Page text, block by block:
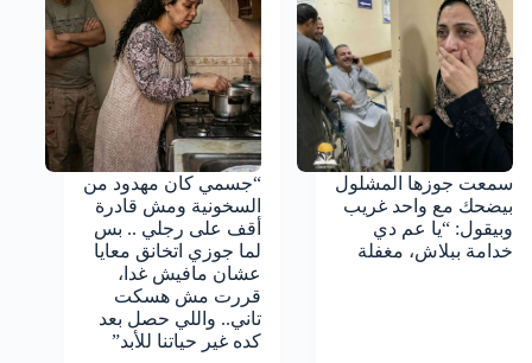
سمعت جوزها المشلول
بيضحك مع واحد غريب
وبيقول: “يا عم دي
خدامة ببلاش، مغفلة
“جسمي كان مهدود من
السخونية ومش قادرة
أقف على رجلي .. بس
لما جوزي اتخانق معايا
عشان مافيش غدا،
قررت مش هسكت
تاني.. واللي حصل بعد
كده غير حياتنا للأبد”